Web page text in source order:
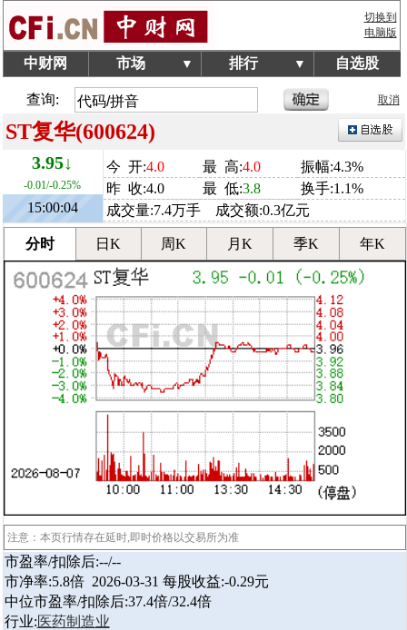
切换到
电脑版
中财网 市场 ▼ 排行 ▼ 自选股
查询: 取消
ST复华(600624)
3.95↓
-0.01/-0.25%
15:00:04
今 开:4.0 最 高:4.0
振幅:4.3%
昨 收:4.0
最 低:3.8
换手:1.1%
成交量:7.4万手 成交额:0.3亿元
分时 日K 周K 月K 季K 年K
注意：本页行情存在延时,即时价格以交易所为准
市盈率/扣除后:--/--
市净率:5.8倍 2026-03-31 每股收益:-0.29元
中位市盈率/扣除后:37.4倍/32.4倍
行业:医药制造业